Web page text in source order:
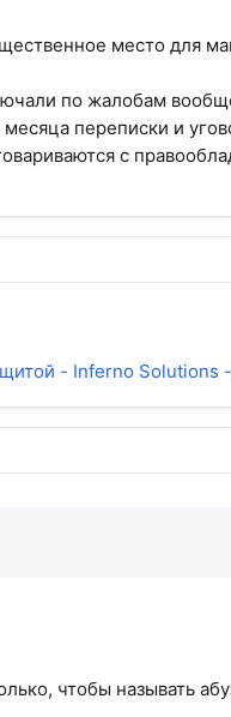
место для
по жалобам
переписки и
с
- Inferno Solutions
чтобы называть